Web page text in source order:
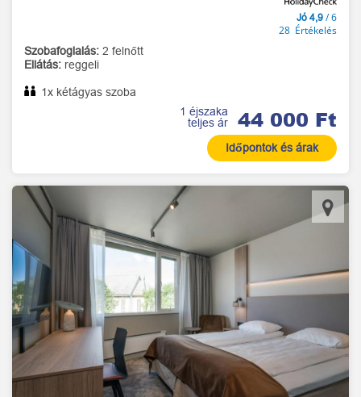
Jó 4,9 / 6
28 Értékelés
Szobafoglalás: 2 felnőtt
Ellátás: reggeli
1x kétágyas szoba
1 éjszaka
teljes ár
44 000 Ft
Időpontok és árak